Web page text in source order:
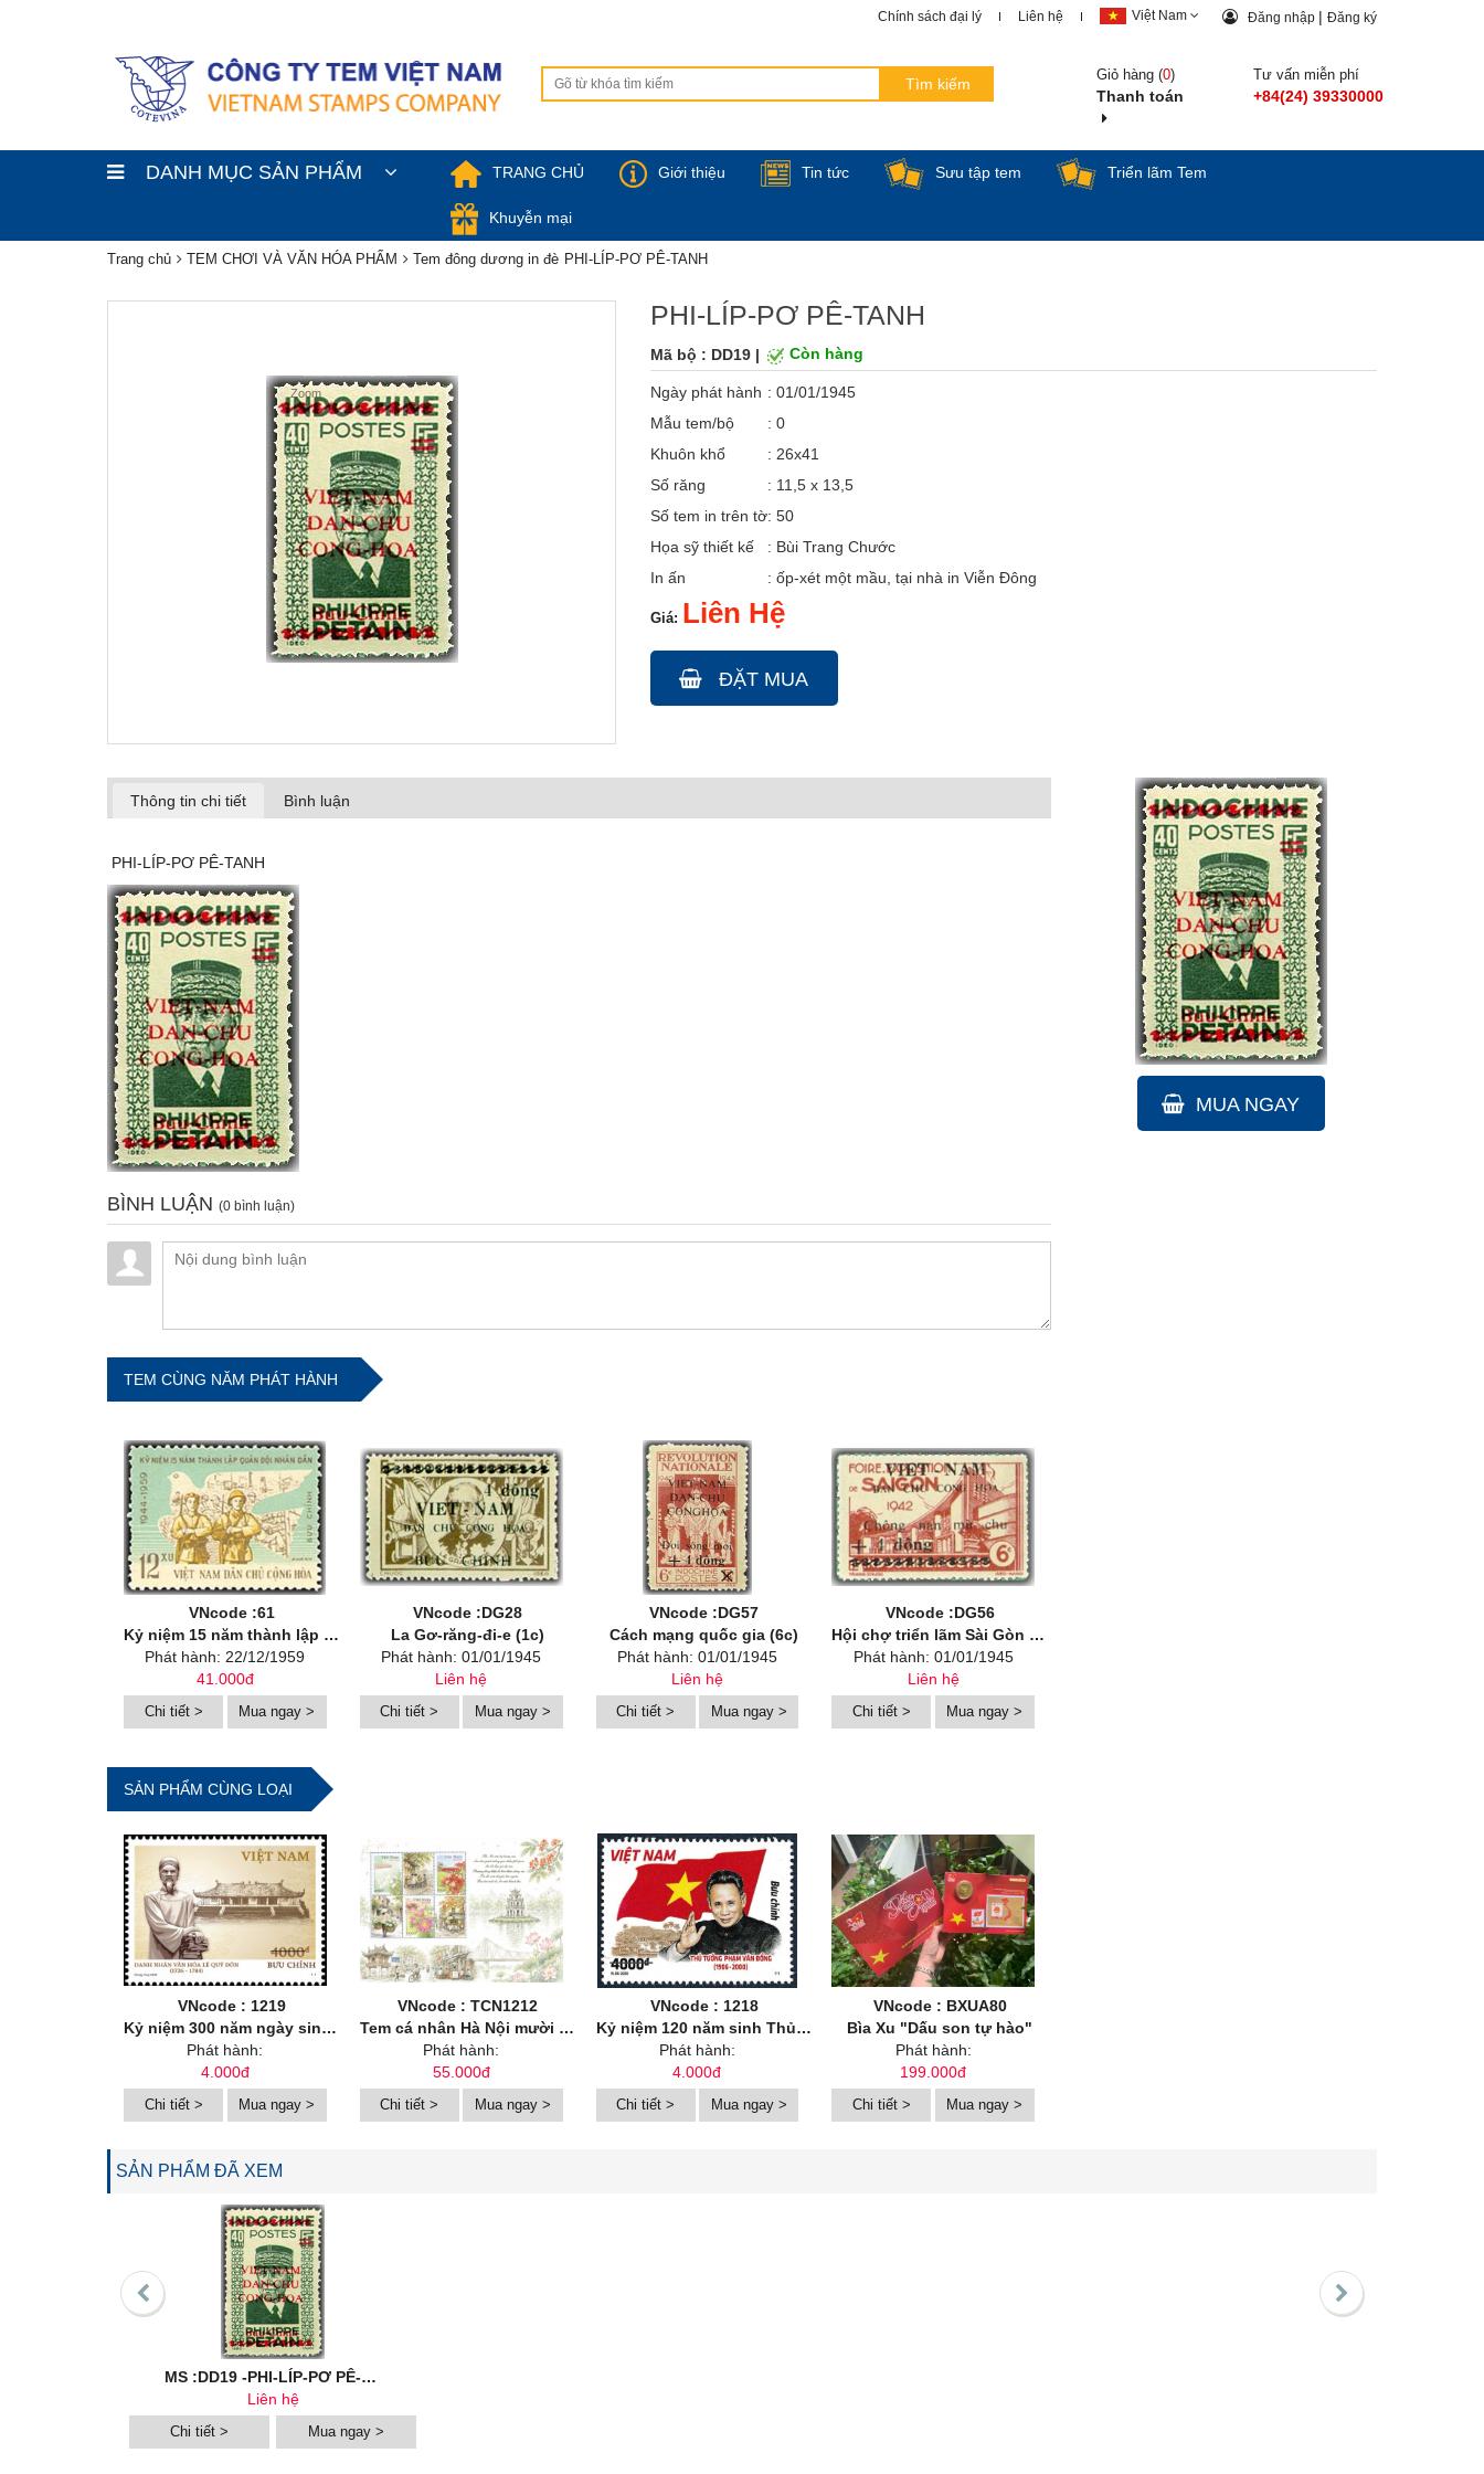
Chính sách đại lý Liên hệ Việt Nam Đăng nhập | Đăng ký
Giỏ hàng (0)
Thanh toán
Tư vấn miễn phí
+84(24) 39330000
DANH MỤC SẢN PHẨM TRANG CHỦ Giới thiệu Tin tức Sưu tập tem Triển lãm Tem
Khuyễn mại
Trang chủ TEM CHƠI VÀ VĂN HÓA PHẨM Tem đông dương in đè PHI-LÍP-PƠ PÊ-TANH
Zoom
PHI-LÍP-PƠ PÊ-TANH
Mã bộ : DD19 | Còn hàng
Ngày phát hành : 01/01/1945
Mẫu tem/bộ
: 0
Khuôn khổ
: 26x41
Số răng
: 11,5 x 13,5
Số tem in trên tờ: 50
Họa sỹ thiết kế
: Bùi Trang Chước
In ấn
: ốp-xét một mầu, tại nhà in Viễn Đông
Giá: Liên Hệ
ĐẶT MUA
Thông tin chi tiết Bình luận
PHI-LÍP-PƠ PÊ-TANH
BÌNH LUẬN (0 bình luận)
TEM CÙNG NĂM PHÁT HÀNH
VNcode :61
Kỷ niệm 15 năm thành lập Quân đội Nhân dân Việt Nam
Phát hành: 22/12/1959
41.000đ
Chi tiết > Mua ngay >
VNcode :DG28
La Gơ-răng-đi-e (1c)
Phát hành: 01/01/1945
Liên hệ
Chi tiết > Mua ngay >
VNcode :DG57
Cách mạng quốc gia (6c)
Phát hành: 01/01/1945
Liên hệ
Chi tiết > Mua ngay >
VNcode :DG56
Hội chợ triển lãm Sài Gòn (6c)
Phát hành: 01/01/1945
Liên hệ
Chi tiết > Mua ngay >
SẢN PHẨM CÙNG LOẠI
VNcode : 1219
Kỷ niệm 300 năm ngày sinh danh nhân văn hoá Lê Quý Đôn (1726-2026)
Phát hành:
4.000đ
Chi tiết > Mua ngay >
VNcode : TCN1212
Tem cá nhân Hà Nội mười hai mùa hoa: Hoa mùa hạ
Phát hành:
55.000đ
Chi tiết > Mua ngay >
VNcode : 1218
Kỷ niệm 120 năm sinh Thủ tướng Phạm Văn Đồng (1906-2026)
Phát hành:
4.000đ
Chi tiết > Mua ngay >
VNcode : BXUA80
Bìa Xu "Dấu son tự hào"
Phát hành:
199.000đ
Chi tiết > Mua ngay >
MUA NGAY
SẢN PHẨM ĐÃ XEM
MS :DD19 -PHI-LÍP-PƠ PÊ-TANH
Liên hệ
Chi tiết > Mua ngay >